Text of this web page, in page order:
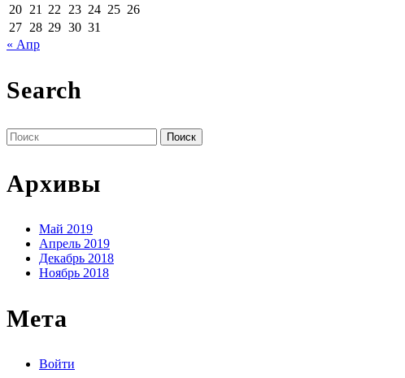
20 21 22 23 24 25 26
27 28 29 30 31
« Апр
Search
Поиск
по:
Архивы
Май 2019
Апрель 2019
Декабрь 2018
Ноябрь 2018
Мета
Войти